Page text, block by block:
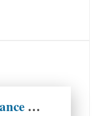
Business Controller / Finance Manager (Odoo ERP)